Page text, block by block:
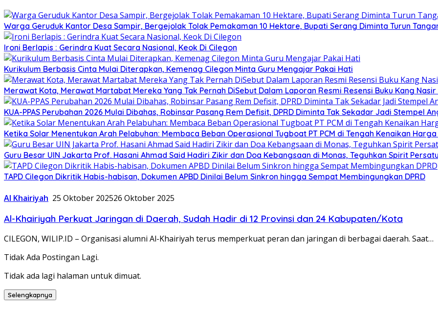
Warga Geruduk Kantor Desa Sampir, Bergejolak Tolak Pemakaman 10 Hektare, Bupati Serang Diminta Turun
Ironi Berlapis : Gerindra Kuat Secara Nasional, Keok Di Cilegon
Kurikulum Berbasis Cinta Mulai Diterapkan, Kemenag Cilegon Minta Guru Mengajar Pakai Hati
Merawat Kota, Merawat Martabat Mereka Yang Tak Pernah DiSebut Dalam Laporan Resmi Resensi Buku Kang
KUA-PPAS Perubahan 2026 Mulai Dibahas, Robinsar Pasang Rem Defisit, DPRD Diminta Tak Sekadar Jadi Stempel
Ketika Solar Menentukan Arah Pelabuhan: Membaca Beban Operasional Tugboat PT PCM di Tengah Kenaikan Harga
Guru Besar UIN Jakarta Prof. Hasani Ahmad Said Hadiri Zikir dan Doa Kebangsaan di Monas, Teguhkan Spirit
TAPD Cilegon Dikritik Habis-habisan, Dokumen APBD Dinilai Belum Sinkron hingga Sempat Membingungkan DPRD
Al Khairiyah 25 Oktober 202526 Oktober 2025
Al-Khairiyah Perkuat Jaringan di Daerah, Sudah Hadir di 12 Provinsi dan 24 Kabupaten/Kota
CILEGON, WILIP.ID – Organisasi alumni Al-Khairiyah terus memperkuat peran dan jaringan di berbagai daerah. Saat…
Tidak Ada Postingan Lagi.
Tidak ada lagi halaman untuk dimuat.
Selengkapnya